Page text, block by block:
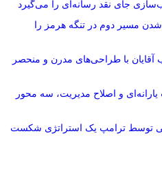
جای نقد رسانه‌ای را می‌گیرد
مسیر دوم در تنگه هرمز را
آقایان با طراحی‌های مدرن و منحصر
و اصلاح مدیریت، سه محور
توسط ترامپ یک استراتژی شکست